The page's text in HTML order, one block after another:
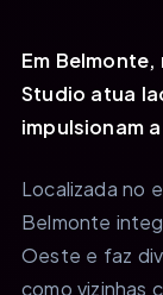
Em
Studio atua
impulsionam
Localizada no
Belmonte
Oeste e faz
como vizinhas